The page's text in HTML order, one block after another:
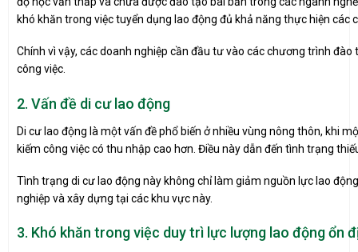
khó khăn trong việc tuyển dụng lao động đủ khả năng thực hiện các
Chính vì vậy, các doanh nghiệp cần đầu tư vào các chương trình
công việc.
2. Vấn đề di cư lao động
Di cư lao động là một vấn đề phổ biến ở nhiều vùng nông thôn, khi
kiếm công việc có thu nhập cao hơn. Điều này dẫn đến tình trạng
Tình trạng di cư lao động này không chỉ làm giảm nguồn lực lao
nghiệp và xây dựng tại các khu vực này.
3. Khó khăn trong việc duy trì lực lượng lao động ổn